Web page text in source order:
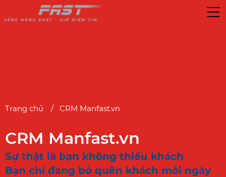
Trang chủ CRM Manfast.vn
CRM Manfast.vn
Sự thật là bạn không thiếu khách
Bạn chỉ đang bỏ quên khách mỗi ngày